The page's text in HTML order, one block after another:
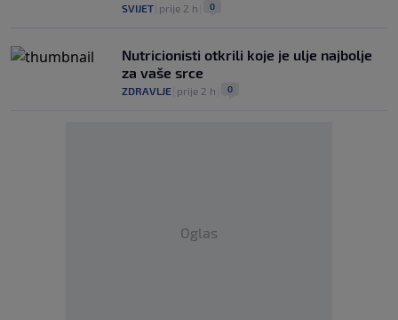
SVIJET prije 2 h 0
Nutricionisti otkrili koje je ulje najbolje
za vaše srce
ZDRAVLJE prije 2 h 0
Oglas